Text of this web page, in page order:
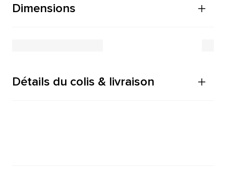
Dimensions
Détails du colis & livraison